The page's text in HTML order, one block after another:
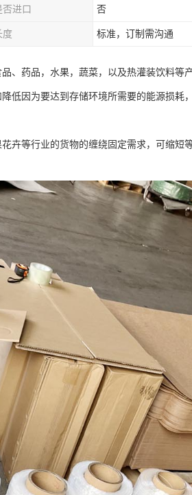
否进口 否
度 标准，订制需沟通
、药品，水果，蔬菜，以及热灌装饮料等
低因为要达到存储环境所需要的能源损耗
卉等行业的货物的缠绕固定需求，可缩短